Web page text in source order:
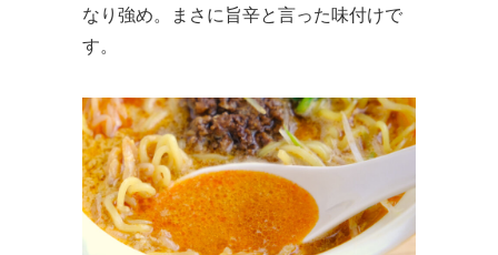
なり強め。まさに旨辛と言った味付けで
す。